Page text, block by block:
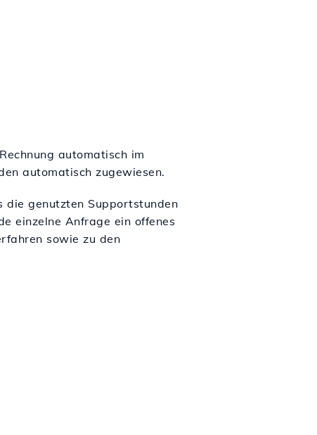
automatisch im
automatisch zugewiesen.
die genutzten Supportstunden
einzelne Anfrage ein offenes
sowie zu den